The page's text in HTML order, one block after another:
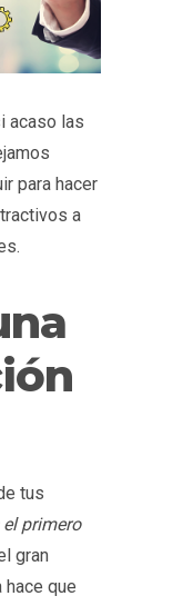
acaso las
para hacer
a
tus
el primero
gran
hace que